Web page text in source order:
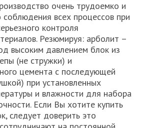
очень трудоемко и
соблюдения всех процессов при
контроля
Резюмируя: арболит –
высоким давлением блок из
(не стружки) и
цемента с последующей
при установленных
и влажности для набора
Если Вы хотите купить
следует доверить это